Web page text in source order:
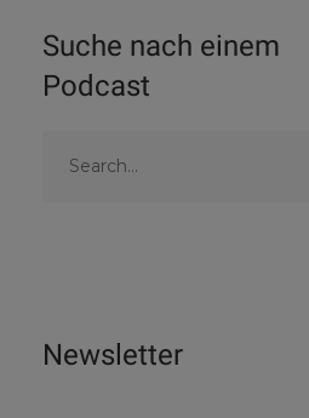
Suche nach einem
Podcast
Newsletter